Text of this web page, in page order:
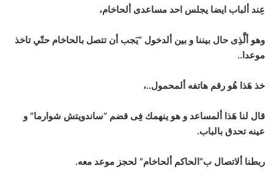
عِند ألباب ايضا يجلس احد مساعدى ألحاخام،
وهو ألَّذِى حال بيننا و بين ألدخول “يَجب أن تتصل بالحاخام حتّي تاخذ
موعدا..
خذ هَذا هُو رقم هاتفه ألمحمول..،
قال لنا هَذا ألمساعد و هو ينهمك فِى قضم “ساندويتش شوارما” و
عينه تحدق بالباب.
ربطنا ألاتصال ب”الحاكم ألحاخام” لحجز موعد معه.